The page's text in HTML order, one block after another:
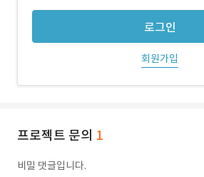
로그인
회원가입
프로젝트 문의 1
비밀 댓글입니다.